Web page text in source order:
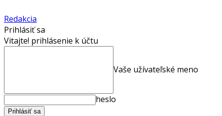
Redakcia
Prihlásiť sa
Vitajte! prihlásenie k účtu
Vaše užívateľské meno
heslo